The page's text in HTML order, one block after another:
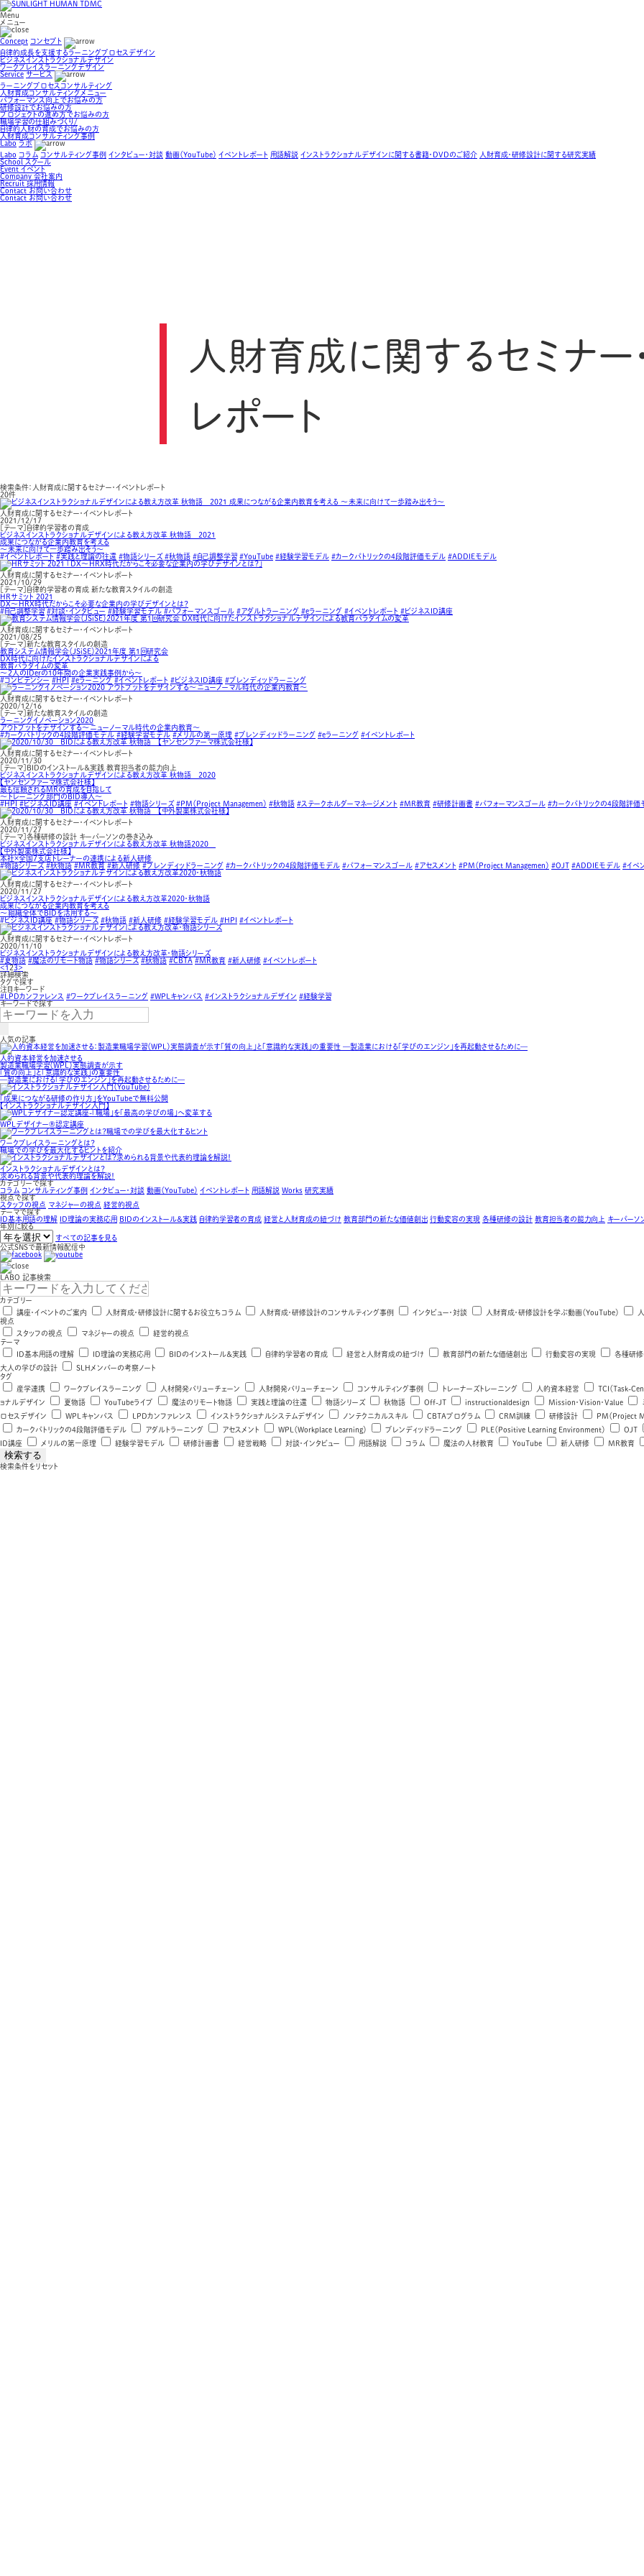
Menu
メニュー
Concept コンセプト
自律的成長を支援するラーニングプロセスデザイン
ビジネスインストラクショナルデザイン
ワークプレイスラーニングデザイン
Service サービス
ラーニングプロセスコンサルティング
人財育成コンサルティングメニュー
パフォーマンス向上でお悩みの方
研修設計でお悩みの方
プロジェクトの進め方でお悩みの方
職場学習の仕組みづくり/
自律的人財の育成でお悩みの方
人財育成コンサルティング事例
Labo ラボ
Labo コラム コンサルティング事例 インタビュー・対談 動画（YouTube） イベントレポート 用語解説 インストラクショナルデザインに関する書籍・DVDのご紹介 人財育成・研修設計に関する研究実績
School スクール
Event イベント
Company 会社案内
Recruit 採用情報
Contact お問い合わせ
Contact お問い合わせ
人財育成に関するセミナー
レポート
検索条件：人財育成に関するセミナー・イベントレポート
20件
人財育成に関するセミナー・イベントレポート
2021/12/17
［テーマ］自律的学習者の育成
ビジネスインストラクショナルデザインによる教え方改革 秋物語 2021
成果につながる企業内教育を考える
〜未来に向けて一歩踏み出そう〜
#イベントレポート #実践と理論の往還 #物語シリーズ #秋物語 #自己調整学習 #YouTube #経験学習モデル #カークパトリックの4段階評価モデル #ADDIEモデル
人財育成に関するセミナー・イベントレポート
2021/10/29
［テーマ］自律的学習者の育成 新たな教育スタイルの創造
HRサミット 2021
DX～HRX時代だからこそ必要な企業内の学びデザインとは？
#自己調整学習 #対談・インタビュー #経験学習モデル #パフォーマンスゴール #アダルトラーニング #eラーニング #イベントレポート #ビジネスID講座
人財育成に関するセミナー・イベントレポート
2021/08/25
［テーマ］新たな教育スタイルの創造
教育システム情報学会（JSiSE）2021年度 第1回研究会
DX時代に向けたインストラクショナルデザインによる
教育パラダイムの変革
～2人のIDerの10年間の企業実践事例から～
#コンピテンシー #HPI #eラーニング #イベントレポート #ビジネスID講座 #ブレンディッドラーニング
人財育成に関するセミナー・イベントレポート
2020/12/16
［テーマ］新たな教育スタイルの創造
ラーニングイノベーション2020
アウトプットをデザインする～ニューノーマル時代の企業内教育～
#カークパトリックの4段階評価モデル #経験学習モデル #メリルの第一原理 #ブレンディッドラーニング #eラーニング #イベントレポート
人財育成に関するセミナー・イベントレポート
2020/11/30
［テーマ］BIDのインストール＆実践 教育担当者の能力向上
ビジネスインストラクショナルデザインによる教え方改革 秋物語 2020
【ヤンセンファーマ株式会社様】
最も信頼されるMRの育成を目指して
～トレーニング部門のBID導入～
#HPI #ビジネスID講座 #イベントレポート #物語シリーズ #PM（Project Managemen） #秋物語 #ステークホルダーマネージメント #MR教育 #研修計画書 #パフォーマンスゴール #カークパトリックの4段階評価
人財育成に関するセミナー・イベントレポート
2020/11/27
［テーマ］各種研修の設計 キーパーソンの巻き込み
ビジネスインストラクショナルデザインによる教え方改革 秋物語2020
【中外製薬株式会社様】
本社×全国7支店トレーナーの連携による新人研修
#物語シリーズ #秋物語 #MR教育 #新人研修 #ブレンディッドラーニング #カークパトリックの4段階評価モデル #パフォーマンスゴール #アセスメント #PM（Project Managemen） #OJT #ADDIEモデル #イベ
人財育成に関するセミナー・イベントレポート
2020/11/27
ビジネスインストラクショナルデザインによる教え方改革2020・秋物語
成果につながる企業内教育を考える
～組織全体でBIDを活用する～
#ビジネスID講座 #物語シリーズ #秋物語 #新人研修 #経験学習モデル #HPI #イベントレポート
人財育成に関するセミナー・イベントレポート
2020/11/10
ビジネスインストラクショナルデザインによる教え方改革・物語シリーズ
#夏物語 #魔法のリモート物語 #物語シリーズ #秋物語 #CBTA #MR教育 #新人研修 #イベントレポート
< 1 23>
詳細検索
タグで探す
注目キーワード
#LPDカンファレンス #ワークプレイスラーニング #WPLキャンバス #インストラクショナルデザイン #経験学習
キーワードで探す
人気の記事
人的資本経営を加速させる
製造業職場学習（WPL）実態調査が示す
「質の向上」と「意識的な実践」の重要性
—製造業における「学びのエンジン」を再起動させるために—
「成果につながる研修の作り方」をYouTubeで無料公開
【インストラクショナルデザイン入門】
WPLデザイナー®認定講座
ワークプレイスラーニングとは？
職場での学びを最大化するヒントを紹介
インストラクショナルデザインとは？
求められる背景や代表的理論を解説！
カテゴリーで探す
コラム コンサルティング事例 インタビュー・対談 動画（YouTube） イベントレポート 用語解説 Works 研究実績
視点で探す
スタッフの視点 マネジャーの視点 経営的視点
テーマで探す
ID基本用語の理解 ID理論の実務応用 BIDのインストール＆実践 自律的学習者の育成 経営と人財育成の紐づけ 教育部門の新たな価値創出 行動変容の実現 各種研修の設計 教育担当者の能力向上 キーパーソ
年別に絞る
すべての記事を見る
公式SNSで最新情報配信中
LABO 記事検索
カテゴリー
講座・イベントのご案内
人財育成・研修設計に関するお役立ちコラム 人財育成・研修設計のコンサルティング事例 インタビュー・対談 人財育成・研修設計を学ぶ動画（YouTube）
視点
スタッフの視点
マネジャーの視点
経営的視点
テーマ
ID基本用語の理解
ID理論の実務応用 BIDのインストール＆実践 自律的学習者の育成 経営と人財育成の紐づけ 教育部門の新たな価値創出 行動変容の実現 各種研
大人の学びの設計
SLHメンバーの考察ノート
タグ
産学連携
ワークプレイスラーニング 人材開発バリューチェーン 人財開発バリューチェーン コンサルティング事例 トレーナーズトレーニング 人的資本経営 TCI（Task-
ョナルデザイン
夏物語 YouTubeライブ 魔法のリモート物語 実践と理論の往還 物語シリーズ 秋物語 Off-JT instructionaldesign Mission・Vision・Value
ロセスデザイン
WPLキャンバス LPDカンファレンス インストラクショナルシステムデザイン ノンテクニカルスキル CBTAプログラム CRM訓練 研修設計 PM（Project
カークパトリックの4段階評価モデル
アダルトラーニング アセスメント WPL（Workplace Learning） ブレンディッドラーニング PLE（Positive Learning Environment） OJT
ID講座
メリルの第一原理 経験学習モデル 研修計画書 経営戦略 対談・インタビュー 用語解説 コラム 魔法の人材教育 YouTube 新人研修 MR教育
検索条件をリセット